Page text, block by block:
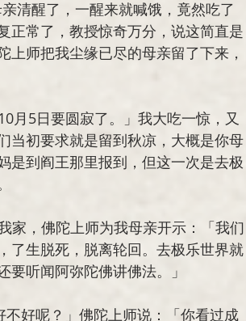
正常了，教授惊奇万分，说这简直是
师把我尘缘已尽的母亲留了下来，
当初要求就是留到秋凉，大概是你母
是到阎王那里报到，但这一次是去极
我家，佛陀上师为我母亲开示：「我们
了生脱死，脱离轮回。去极乐世界就
听闻阿弥陀佛讲佛法。」